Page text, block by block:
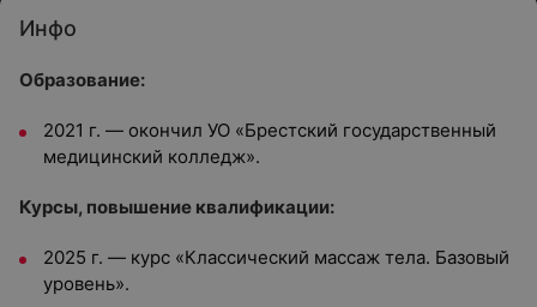
Инфо
Образование:
2021 г. — окончил УО «Брестский государственный
медицинский колледж».
Курсы, повышение квалификации:
2025 г. — курс «Классический массаж тела. Базовый
уровень».